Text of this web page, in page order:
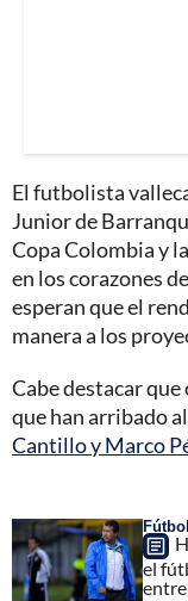
El futbolista
Junior de
Copa Colombia y
en los corazones
esperan que el
manera a los
Cabe destacar
que han arribado al
Cantillo y Marco
el